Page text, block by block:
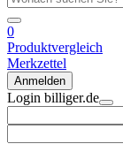
0
Produktvergleich
Merkzettel
Anmelden
Login billiger.de